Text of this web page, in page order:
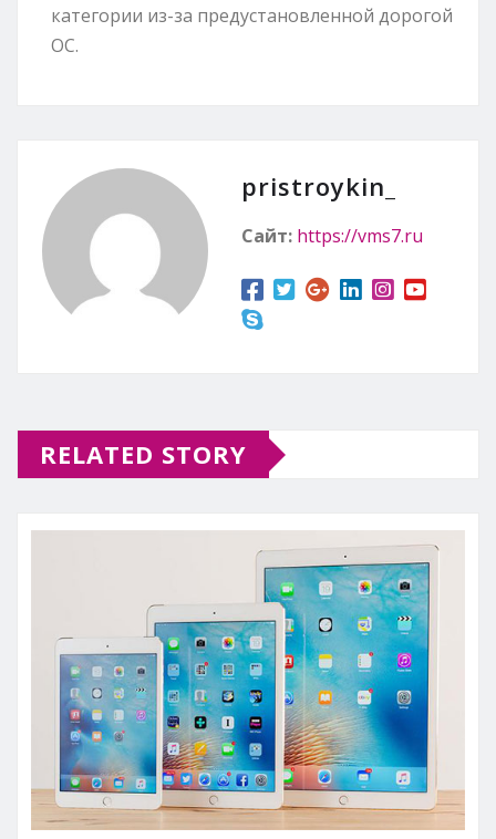
категории из-за предустановленной дорогой
ОС.
pristroykin_
Сайт: https://vms7.ru
RELATED STORY